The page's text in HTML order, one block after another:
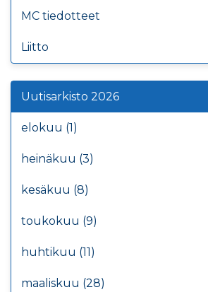
MC tiedotteet
Liitto
Uutisarkisto 2026
elokuu (1)
heinäkuu (3)
kesäkuu (8)
toukokuu (9)
huhtikuu (11)
maaliskuu (28)